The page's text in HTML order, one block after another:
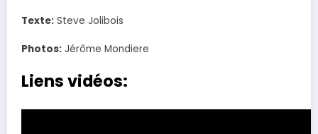
Texte: Steve Jolibois
Photos: Jérôme Mondiere
Liens vidéos: